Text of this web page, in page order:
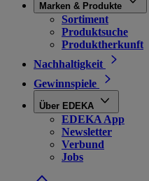
Marken & Produkte
Sortiment
Produktsuche
Produktherkunft
Nachhaltigkeit
Gewinnspiele
Über EDEKA
EDEKA App
Newsletter
Verbund
Jobs